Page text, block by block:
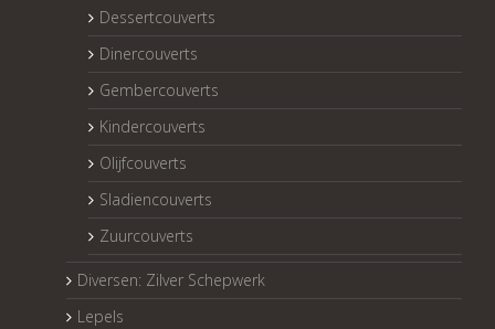
Dessertcouverts
Dinercouverts
Gembercouverts
Kindercouverts
Olijfcouverts
Sladiencouverts
Zuurcouverts
Diversen: Zilver Schepwerk
Lepels